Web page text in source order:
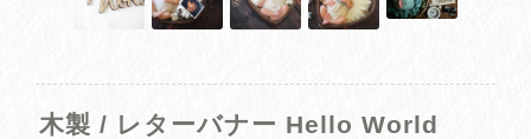
木製 / レターバナー Hello World